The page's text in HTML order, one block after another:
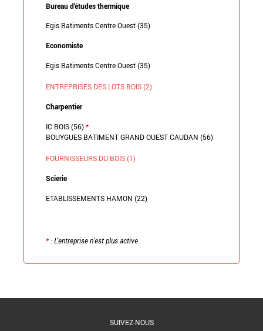
Bureau d'études thermique
Egis Batiments Centre Ouest (35)
Economiste
Egis Batiments Centre Ouest (35)
ENTREPRISES DES LOTS BOIS (2)
Charpentier
IC BOIS (56)*
BOUYGUES BATIMENT GRAND OUEST CAUDAN (56)
FOURNISSEURS DU BOIS (1)
Scierie
ETABLISSEMENTS HAMON (22)
*: L'entreprise n'est plus active
SUIVEZ-NOUS